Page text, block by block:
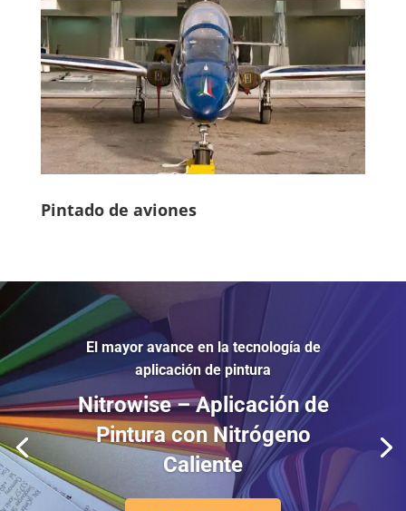
Pintado de aviones
El mayor avance en la tecnología de
aplicación de pintura
Nitrowise – Aplicación de
Pintura con Nitrógeno
Caliente